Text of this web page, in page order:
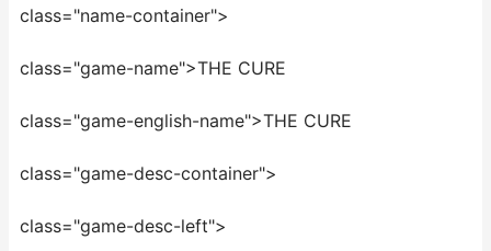
class="name-container">
class="game-name">THE CURE
class="game-english-name">THE CURE
class="game-desc-container">
class="game-desc-left">